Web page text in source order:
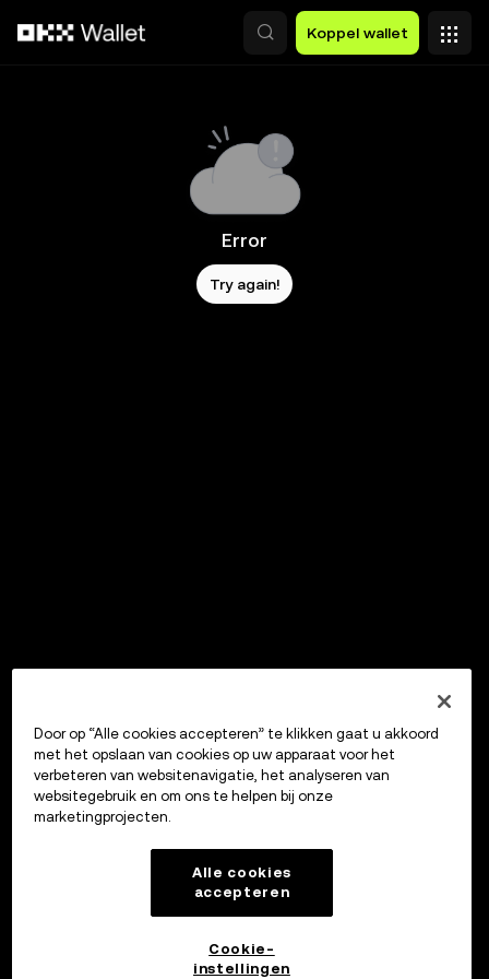
Koppel wallet
Error
Try again!
Door op “Alle cookies accepteren” te klikken gaat u akkoord
met het opslaan van cookies op uw apparaat voor het
verbeteren van websitenavigatie, het analyseren van
websitegebruik en om ons te helpen bij onze
marketingprojecten.
Alle cookies
accepteren
Cookie-
instellingen